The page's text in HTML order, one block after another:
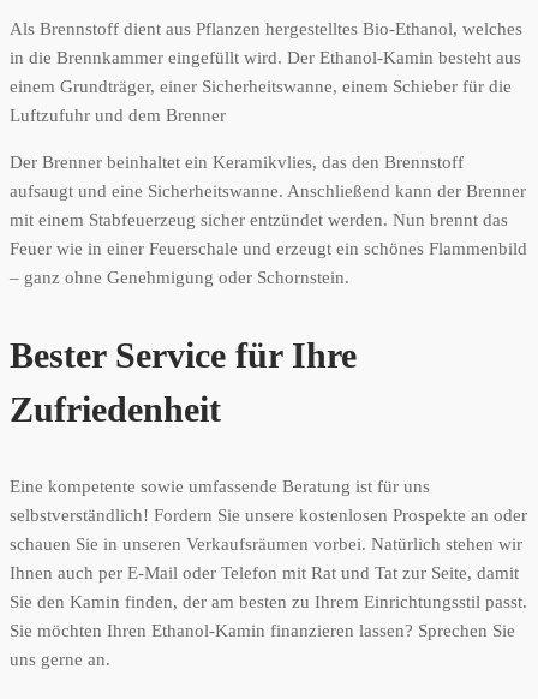
Als Brennstoff dient aus Pflanzen hergestelltes Bio-Ethanol, welches
in die Brennkammer eingefüllt wird. Der Ethanol-Kamin besteht aus
einem Grundträger, einer Sicherheitswanne, einem Schieber für die
Luftzufuhr und dem Brenner
Der Brenner beinhaltet ein Keramikvlies, das den Brennstoff
aufsaugt und eine Sicherheitswanne. Anschließend kann der Brenner
mit einem Stabfeuerzeug sicher entzündet werden. Nun brennt das
Feuer wie in einer Feuerschale und erzeugt ein schönes Flammenbild
– ganz ohne Genehmigung oder Schornstein.
Bester Service für Ihre
Zufriedenheit
Eine kompetente sowie umfassende Beratung ist für uns
selbstverständlich! Fordern Sie unsere kostenlosen Prospekte an oder
schauen Sie in unseren Verkaufsräumen vorbei. Natürlich stehen wir
Ihnen auch per E-Mail oder Telefon mit Rat und Tat zur Seite, damit
Sie den Kamin finden, der am besten zu Ihrem Einrichtungsstil passt.
Sie möchten Ihren Ethanol-Kamin finanzieren lassen? Sprechen Sie
uns gerne an.